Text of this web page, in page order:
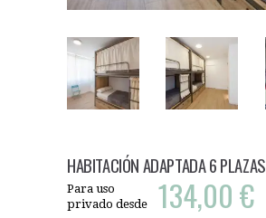
HABITACIÓN ADAPTADA 6 PLAZAS
Para uso
privado desde
134,00 €